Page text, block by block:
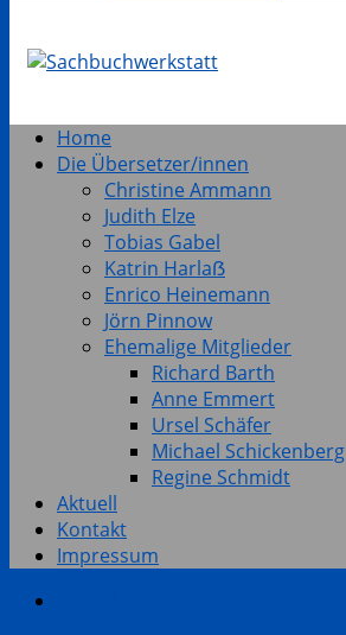
Home
Die Übersetzer/innen
Christine Ammann
Judith Elze
Tobias Gabel
Katrin Harlaẞ
Enrico Heinemann
Jörn Pinnow
Ehemalige Mitglieder
Richard Barth
Anne Emmert
Ursel Schäfer
Michael Schickenberg
Regine Schmidt
Aktuell
Kontakt
Impressum